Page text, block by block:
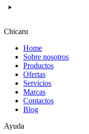
Chicaru
Home
Sobre nosotros
Productos
Ofertas
Servicios
Marcas
Contactos
Blog
Ayuda